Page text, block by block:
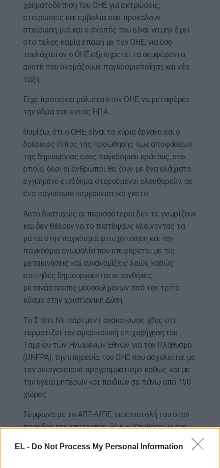
EL - Do Not Process My Personal Information
χρηματοδότηση του ΟΗΕ για εκτρώσεις,
στειρώσεις και εμβόλια που προκαλούν
στείρωση, μιά και ο σκοπός του είναι να μην έχει
στο τέλος καμία επαφή με τον ΟΗΕ, για όσο
τουλάχιστον ο ΟΗΕ εξυπηρετεί τα συμφέροντα
αυοτύ που ονομάζουμε παγκοσμιοποίηση και νέα
τάξη.
Είχε προτείνει μάλιστα στον ΟΗΕ, να μεταφέρει
την έδρα του εκτός ΗΠΑ.
Θυμίζω, ότι ο ΟΗΕ, είναι το κύριο όργανο και ο
δούρειος ίππος της προώθησης των αποφάσεων
της δημιουργίας ενός παγκόσμιου κράτους, στο
οποίο, όλοι οι άνθρωποι θα ζουν με ένα ελάχιστο
εγγυημένο εισόδημα, στερούμενοι ελευθεριών, σε
ένα παγκόσμιο κομμουνιστικό γκέτο.
Αυτό δυστυχώς οι περισσότεροι δεν το γνωρίζουν
και δεν θέλουν να το πιστέψουν, κλείνοντας τα
μάτια στην παγκόσμια φτωχοποίηση και την
παγκόσμια ανωμαλία που επιφέρεται με τις
μετακινήσεις και συναναμίξεις λαών, καθώς
επίτηδες δημιουργούνται οι συνθήκες
μετανάστευσης μουσουλμάνων από τον τρίτο
κόσμο στην χριστιανική Δύση.
Το Στέιτ Ντιπάρτμεντ ανακοίνωσε χθες ότι
τερματίζει την αμερικανική επιχορήγηση του
Ταμείου των Ηνωμένων Εθνών για τον Πληθυσμό
(UNFPA), την υπηρεσία του ΟΗΕ που ασχολείται με
τον οικογενειακό προγραμματισμό καθώς και με
την υγεία μητέρων και παιδιών σε πάνω από 150
χώρες.
Σύμφωνα με το ΑΠΕ-ΜΠΕ, σε επιστολή του στον
πρόεδρο της επιτροπής Ξένων Υποθέσεων της
υπουργείο Εξωτερικών των ΗΠΑ είπε ότι